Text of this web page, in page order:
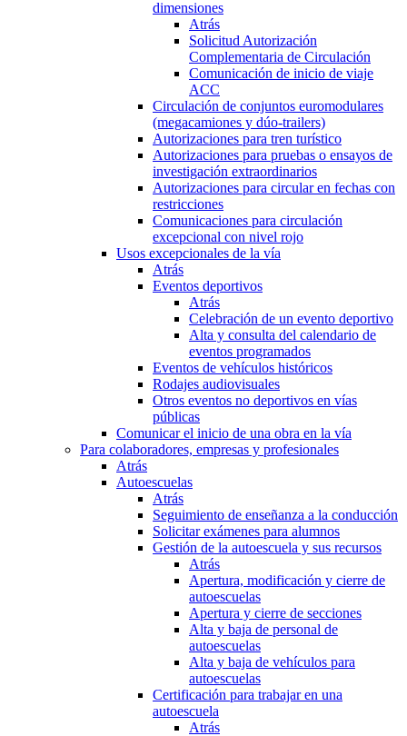
dimensiones
Atrás
Solicitud Autorización
Complementaria de Circulación
Comunicación de inicio de viaje
ACC
Circulación de conjuntos euromodulares
(megacamiones y dúo-trailers)
Autorizaciones para tren turístico
Autorizaciones para pruebas o ensayos de
investigación extraordinarios
Autorizaciones para circular en fechas con
restricciones
Comunicaciones para circulación
excepcional con nivel rojo
Usos excepcionales de la vía
Atrás
Eventos deportivos
Atrás
Celebración de un evento deportivo
Alta y consulta del calendario de
eventos programados
Eventos de vehículos históricos
Rodajes audiovisuales
Otros eventos no deportivos en vías
públicas
Comunicar el inicio de una obra en la vía
Para colaboradores, empresas y profesionales
Atrás
Autoescuelas
Atrás
Seguimiento de enseñanza a la conducción
Solicitar exámenes para alumnos
Gestión de la autoescuela y sus recursos
Atrás
Apertura, modificación y cierre de
autoescuelas
Apertura y cierre de secciones
Alta y baja de personal de
autoescuelas
Alta y baja de vehículos para
autoescuelas
Certificación para trabajar en una
autoescuela
Atrás